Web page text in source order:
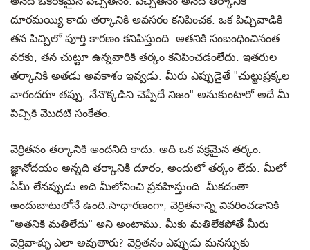
దూరమయ్యి కాదు తర్కానికి అవసరం కనిపించక. ఒక పిచ్చివాడికి
తన పిచ్చిలో పూర్తి కారణం కనిపిస్తుంది. అతనికి సంబంధించినంత
వరకు, తన చుట్టూ ఉన్నవారికి తర్కం కనిపించడంలేదు. ఇతరుల
తర్కానికి అతడు అవకాశం ఇవ్వడు. మీరు ఎప్పుడైతే "చుట్టుప్రక్కల
వారందరూ తప్పు, నేనొక్కడిని చెప్పేదే నిజం" అనుకుంటారో అదే మీ
పిచ్చికి మొదటి సంకేతం.
వెర్రితనం తర్కానికి అందనిది కాదు. అది ఒక వక్రమైన తర్కం.
జ్ఞానోదయం అన్నది తర్కానికి దూరం, అందులో తర్కం లేదు. మీలో
ఏమీ లేనప్పుడు అది మీలోనించి ప్రవహిస్తుంది. మీకదంతా
అందుబాటులోనే ఉంది.సాధారణంగా, వెర్రితనాన్ని వివరించడానికి
"అతనికి మతిలేదు" అని అంటాము. మీకు మతిలేకపోతే మీరు
వెర్రివాళ్ళు ఎలా అవుతారు? వెర్రితనం ఎప్పుడు మనస్సుకు